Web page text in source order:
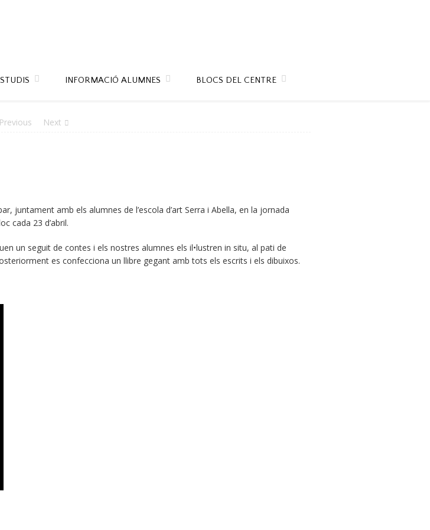
INFORMACIÓ ALUMNES BLOCS DEL CENTRE
Previous Next
juntament amb els alumnes de l’escola d’art Serra i Abella, en la jornada
cada 23 d’abril.
un seguit de contes i els nostres alumnes els il•lustren in situ, al pati de
es confecciona un llibre gegant amb tots els escrits i els dibuixos.